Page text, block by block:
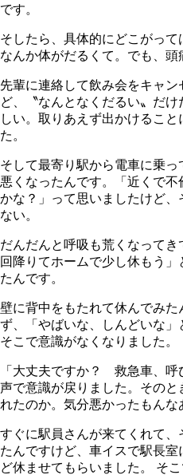
です。
そしたら、具体的にどこがって
なんか体がだるくて。でも、頭
先輩に連絡して飲み会をキャ
ど、〝なんとなくだるい〟だ
しい。取りあえず出かけること
た。
そして最寄り駅から電車に乗
悪くなったんです。「近くで
かな？」って思いましたけど
ない。
だんだんと呼吸も荒くなって
回降りてホームで少し休もう
たんです。
壁に背中をもたれて休んでみ
ず、「やばいな、しんどいな」
そこで意識がなくなりました。
「大丈夫ですか？ 救急車、
声で意識が戻りました。その
れたのか。気分悪かったもんな
すぐに駅員さんが来てくれて
たんですけど、車イスで駅長室
ど休ませてもらいました。 そ